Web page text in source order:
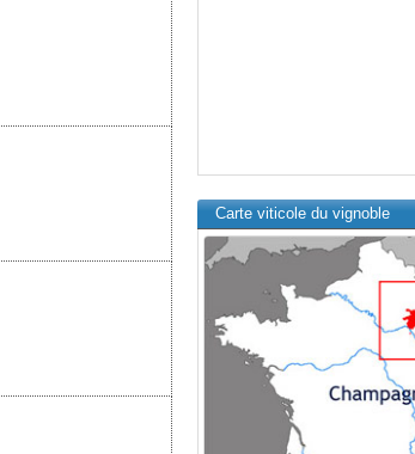
Carte viticole du vignoble